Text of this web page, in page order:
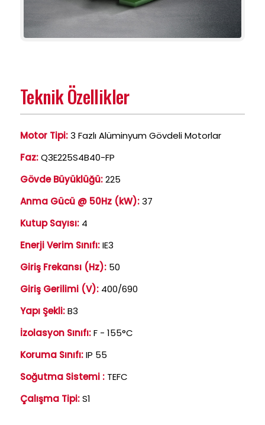
Teknik Özellikler
Motor Tipi:3 Fazlı Alüminyum Gövdeli Motorlar
Faz:Q3E225S4B40-FP
Gövde Büyüklüğü:225
Anma Gücü @ 50Hz (kW):37
Kutup Sayısı: 4
Enerji Verim Sınıfı:IE3
Giriş Frekansı (Hz): 50
Giriş Gerilimi (V): 400/690
Yapı Şekli:B3
İzolasyon Sınıfı:F - 155°C
Koruma Sınıfı:IP 55
Soğutma Sistemi : TEFC
Çalışma Tipi:S1